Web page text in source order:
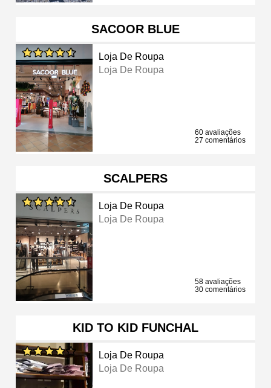
SACOOR BLUE
Loja De Roupa
Loja De Roupa
60 avaliações
27 comentários
SCALPERS
Loja De Roupa
Loja De Roupa
58 avaliações
30 comentários
KID TO KID FUNCHAL
Loja De Roupa
Loja De Roupa